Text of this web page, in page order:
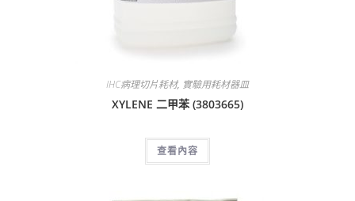
IHC病理切片耗材, 實驗用耗材器皿
XYLENE 二甲苯 (3803665)
查看內容